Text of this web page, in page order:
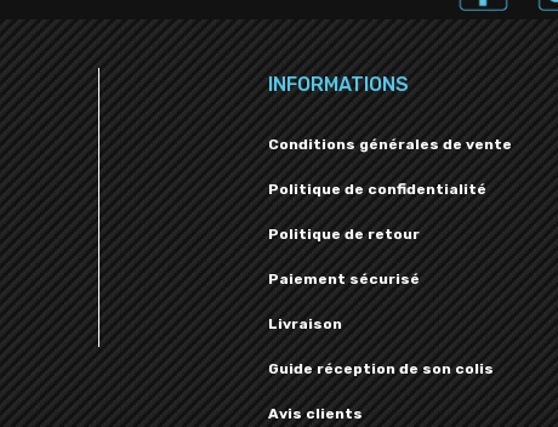
INFORMATIONS
Conditions générales de vente
Politique de confidentialité
Politique de retour
Paiement sécurisé
Livraison
Guide réception de son colis
Avis clients